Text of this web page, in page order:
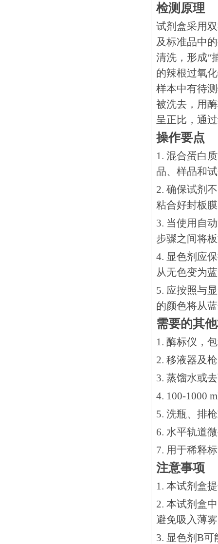
检测原理
试剂盒采用
及标准品中
清洗，形成“
的辣根过氧
样本中有待
被洗去，用
呈正比，通
操作要点
1. 混合蛋白
品、样品和
2. 确保试剂
粘合好封板
3. 当使用自
步骤之间将
4. 显色剂应
从无色变为
5. 应按照与
的颜色将从
需要的其
1. 酶标仪，
2. 移液器及
3. 蒸馏水或
4. 100-1000
5. 洗瓶、排
6. 水平轨道
7. 用于稀释
注意事项
1. 本试剂盒
2. 本试剂盒
避免吸入薄
3. 显色剂B